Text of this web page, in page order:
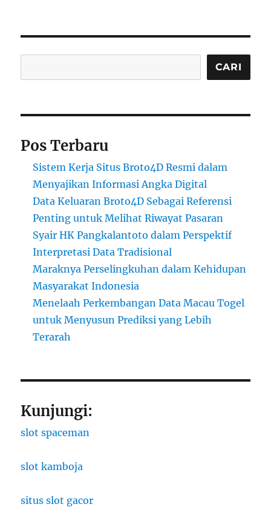
CARI
Pos Terbaru
Sistem Kerja Situs Broto4D Resmi dalam
Menyajikan Informasi Angka Digital
Data Keluaran Broto4D Sebagai Referensi
Penting untuk Melihat Riwayat Pasaran
Syair HK Pangkalantoto dalam Perspektif
Interpretasi Data Tradisional
Maraknya Perselingkuhan dalam Kehidupan
Masyarakat Indonesia
Menelaah Perkembangan Data Macau Togel
untuk Menyusun Prediksi yang Lebih
Terarah
Kunjungi:
slot spaceman
slot kamboja
situs slot gacor